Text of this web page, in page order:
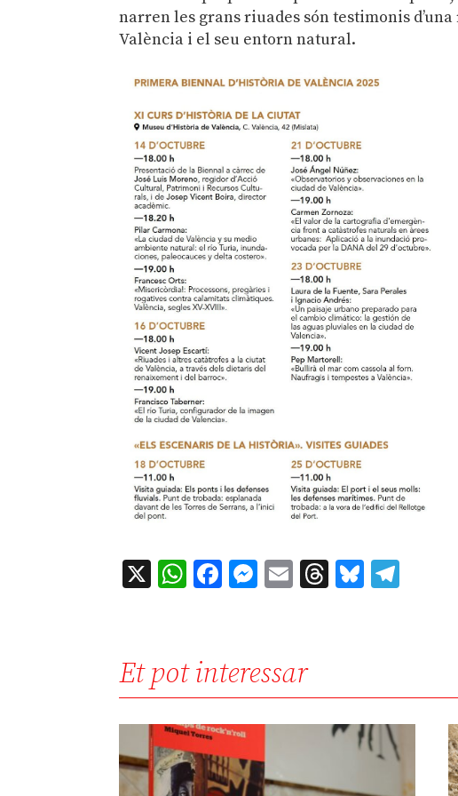
narren les grans riuades són testimonis
València i el seu entorn natural.
X WhatsApp
Facebook
Messenger
EmailThreads
Bluesky
Et pot interessar